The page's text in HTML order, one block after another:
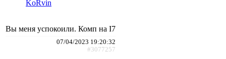
KoRvin
Вы меня успокоили. Комп на I7
07/04/2023 19:20:32
#3077257